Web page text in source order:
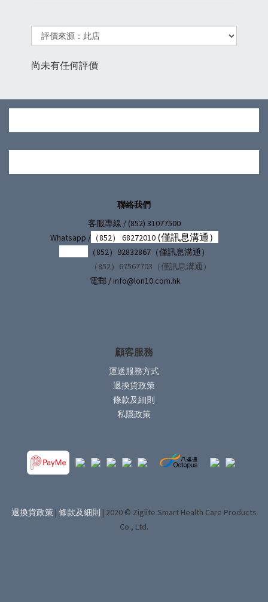
尚未有任何評價
聯絡我們
客服專線 / (852) 31077500
Whatsapp /（852） 68272010 (僅訊息溝通）
（852）92832867（僅訊息溝通）
（852）67567703（僅訊息溝通）
電郵 / info@lon10.com.hk
顧客服務
運送服務方式
退換貨政策
條款及細則
私隱政策
退換貨政策 | 條款及細則 | 2020 © Ziglite Smart Health Care Products
Co., Ltd.